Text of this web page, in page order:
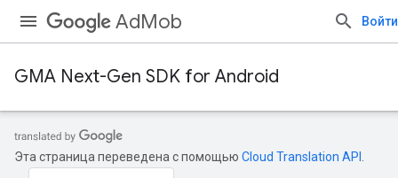
AdMob Войти
GMA Next-Gen SDK for Android
Эта страница переведена с помощью Cloud Translation API